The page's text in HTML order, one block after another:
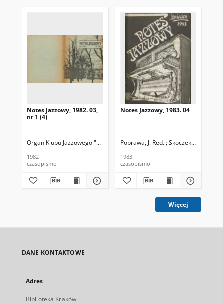
Notes Jazzowy, 1982. 03,
nr 1 (4)
Organ Klubu Jazzowego "Rotunda" Skoczek, T. Red.
1982
czasopismo
Notes Jazzowy, 1983. 04
Poprawa, J. Red. ; Skoczek T. Red.
1983
czasopismo
Więcej
DANE KONTAKTOWE
Adres
Biblioteka Kraków